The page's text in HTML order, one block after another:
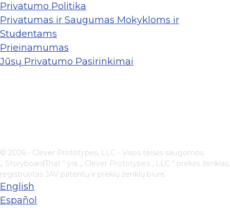
Privatumo Politika
Privatumas ir Saugumas Mokykloms ir
Studentams
Prieinamumas
Jūsų Privatumo Pasirinkimai
© 2026 - Clever Prototypes, LLC - Visos teisės saugomos.
„ StoryboardThat “ yra „ Clever Prototypes , LLC “ prekės ženklas,
registruotas JAV patentų ir prekių ženklų biure.
English
Español